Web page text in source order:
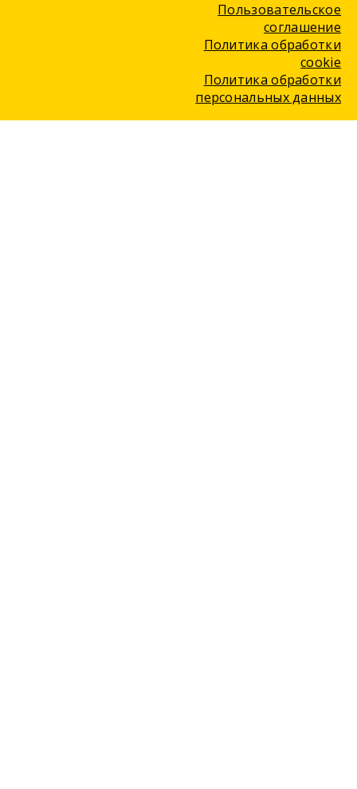
Пользовательское
соглашение
Политика обработки
cookie
Политика обработки
персональных данных